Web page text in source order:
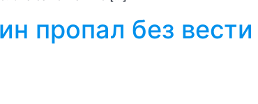
пропал без